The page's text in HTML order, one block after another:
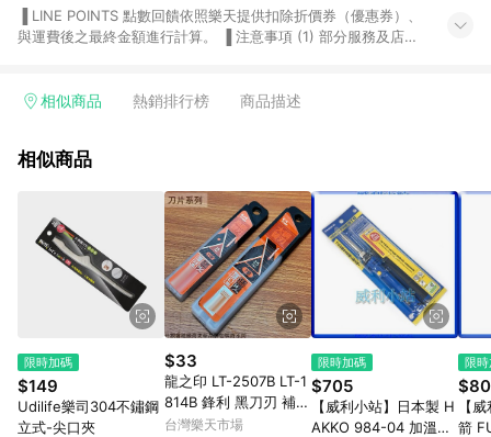
與運費後之最終金額進行計算。 ▐ 注意事項 (1) 部分服務及店家
Smart mobile、神腦生活、JS巨盛、樂天KOBO電子書，請詳閱
台灣樂天市場，並在同一瀏覽器於24小時內結帳，才享有 LINE
市場 45 天內完成訂單出貨及結帳，則不符合贈點資格。 (4) 如
使用APP、或中途瀏覽比價網、回饋網、Google等其他網頁、或
由網頁版(電腦版/手機版網頁)切換為App都將會造成追蹤中斷而
無法進行 LINE POINTS 回饋。 (5) LINE 購物為購物資訊整合性
平台，商品資料更新會有時間差，如顯示之商品規格、顏色、價
位、贈品與台灣樂天市場銷售網頁不符，以銷售網頁標示為準。
(6) 導購訂單已逾 365 天，根據台灣樂天回饋規定，逾期訂單將
點數回饋或點數回饋有爭議，台灣樂天市場保有更改條款與法律
追訴之權利，活動詳情以樂天市場網站公告為準。
相似商品 熱銷排行榜 商品描述
相似商品
限時加碼
$149
Udilife樂司304不鏽鋼
立式-尖口夾
$33
龍之印 LT-2507B LT-1
814B 鋒利 黑刀刃 補充
盒 十片 SK5 黑色 美工
台灣樂天市場
限時加碼
$705
【威利小站】日本製 H
AKKO 984-04 加溫型
限
【
箭